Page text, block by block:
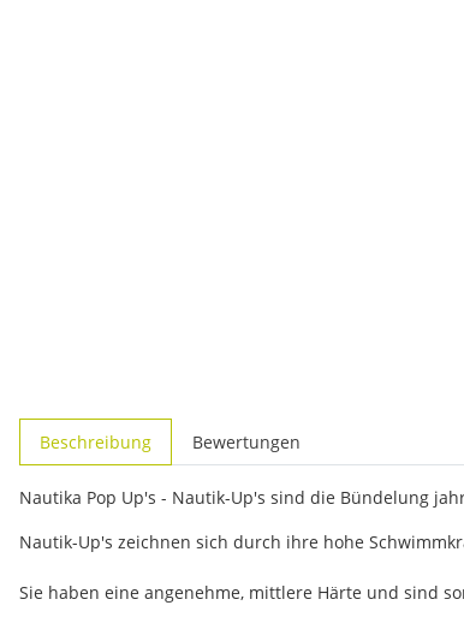
Beschreibung Bewertungen
Nautika Pop Up's - Nautik-Up's sind die Bündelung
Nautik-Up's zeichnen sich durch ihre hohe
Sie haben eine angenehme, mittlere Härte und sind